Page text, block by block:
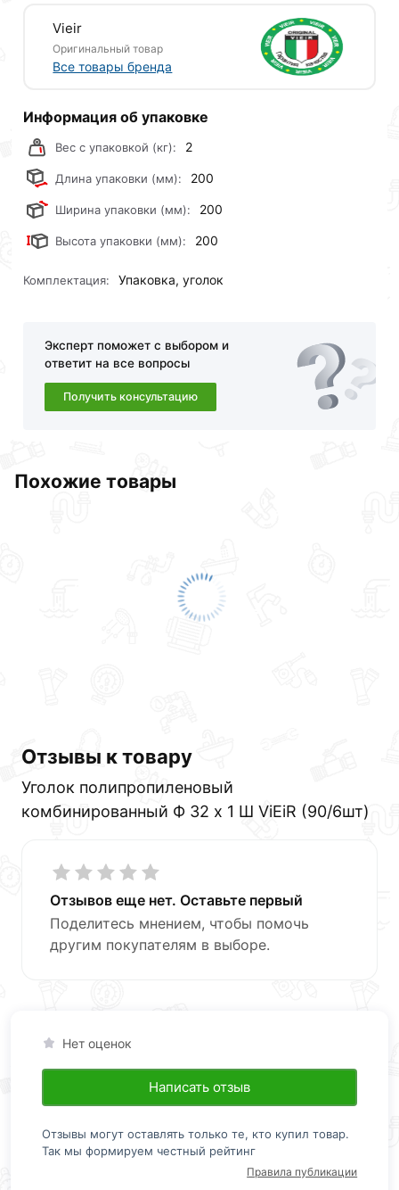
Vieir
Оригинальный товар
Все товары бренда
Информация об упаковке
Вес с упаковкой (кг): 2
Длина упаковки (мм): 200
Ширина упаковки (мм): 200
Высота упаковки (мм): 200
Комплектация: Упаковка, уголок
Эксперт поможет с выбором и
ответит на все вопросы
Получить консультацию
Похожие товары
Отзывы к товару
Уголок полипропиленовый
комбинированный Ф 32 х 1 Ш ViEiR (90/6шт)
Отзывов еще нет. Оставьте первый
Поделитесь мнением, чтобы помочь
другим покупателям в выборе.
Нет оценок
Написать отзыв
Отзывы могут оставлять только те, кто купил товар.
Так мы формируем честный рейтинг
Правила публикации